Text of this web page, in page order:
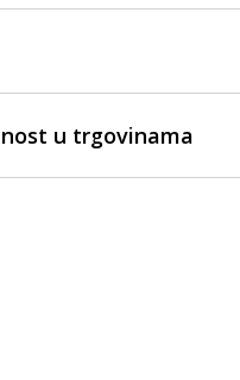
u trgovinama